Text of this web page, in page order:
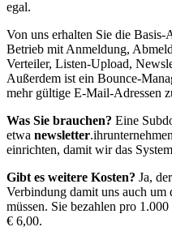
egal.
Von uns erhalten Sie die
Betrieb mit Anmeldung,
Verteiler, Listen-Upload,
Außerdem ist ein Bounce-
mehr gültige E-Mail-Adressen
Was Sie brauchen? Eine
etwa newsletter
einrichten, damit wir das
Gibt es weitere Kosten? Ja,
Verbindung damit uns auch um
müssen. Sie bezahlen pro
€ 6,00.